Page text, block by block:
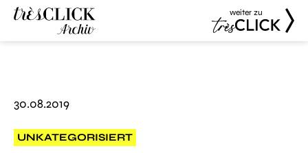
weiter zu
30.08.2019
UNKATEGORISIERT